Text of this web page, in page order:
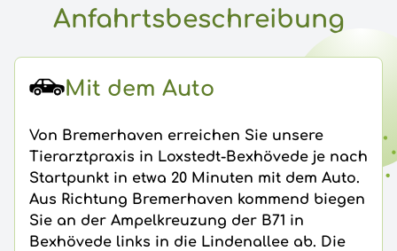
Anfahrtsbeschreibung
Mit dem Auto
Von Bremerhaven erreichen Sie unsere
Tierarztpraxis in Loxstedt-Bexhövede je nach
Startpunkt in etwa 20 Minuten mit dem Auto.
Aus Richtung Bremerhaven kommend biegen
Sie an der Ampelkreuzung der B71 in
Bexhövede links in die Lindenallee ab. Die